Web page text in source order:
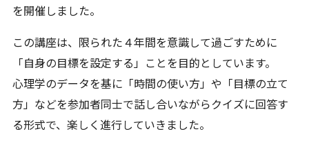
を開催しました。
この講座は、限られた４年間を意識して過ごすために
「自身の目標を設定する」ことを目的としています。
心理学のデータを基に「時間の使い方」や「目標の立て
方」などを参加者同士で話し合いながらクイズに回答す
る形式で、楽しく進行していきました。